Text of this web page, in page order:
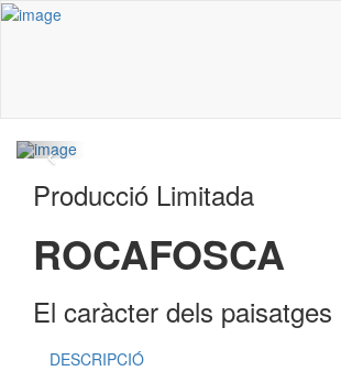
Producció Limitada
ROCAFOSCA
El caràcter dels paisatges
DESCRIPCIÓ